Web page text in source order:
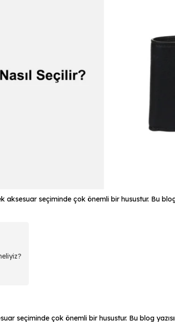
seçiminde çok önemli bir husustur. Bu
seçiminde çok önemli bir husustur. Bu blog